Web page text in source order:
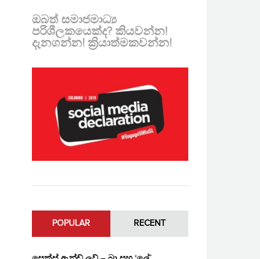
ඔබත් සමාජමාධ්‍ය
පරිශීලකයෙක්ද? කියවන්න!
දැනගන්න! ක්‍රියාත්මකවන්න!
POPULAR RECENT